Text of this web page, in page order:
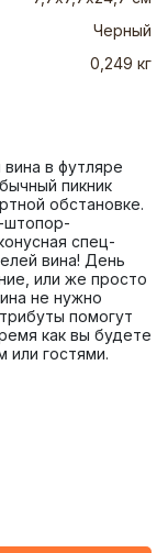
Черный
0,249 кг
в футляре
пикник
обстановке.
штопор-
спец-
вина! День
или же просто
не нужно
помогут
как вы будете
или гостями.